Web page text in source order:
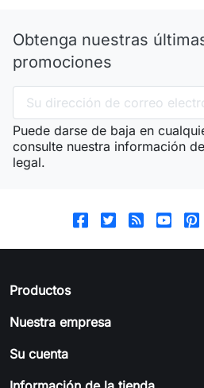
Obtenga nuestras
promociones
Puede darse de baja en
consulte nuestra información
legal.
Productos
Nuestra empresa
Su cuenta